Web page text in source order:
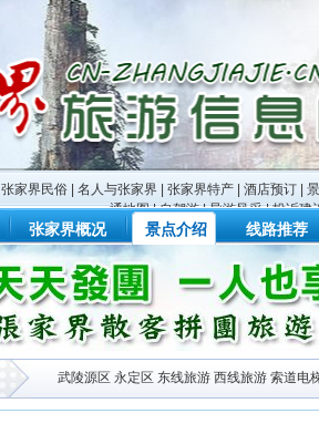
张家界民俗 名人与张家界 张家界特产 酒店预订
通地图|自驾游|导游风采|投诉建
张家界概况 景点介绍 线路推荐
武陵源区 永定区 东线旅游 西线旅游 索道电